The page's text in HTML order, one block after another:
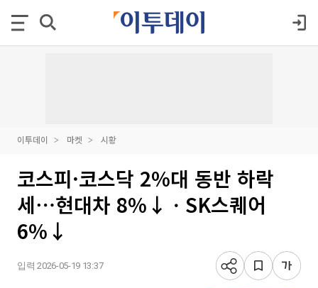
이투데이 마켓 시황
코스피·코스닥 2%대 동반 하락
세⋯현대차 8%↓ㆍSK스퀘어
6%↓
입력 2026-05-19 13:37